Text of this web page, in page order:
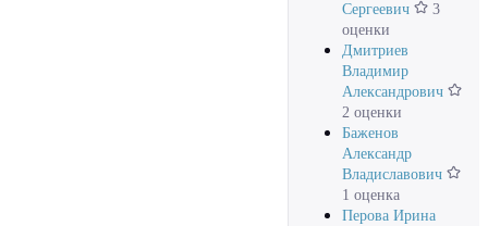
Сергеевич
3
оценки
Дмитриев
Владимир
Александрович
2 оценки
Баженов
Александр
Владиславович
1 оценка
Перова Ирина